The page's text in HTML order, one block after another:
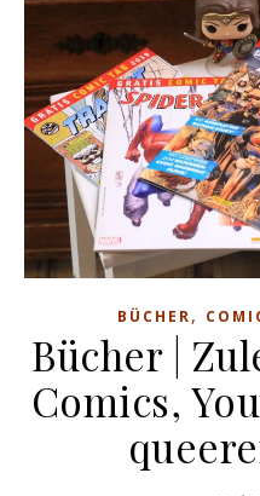
BÜCHER,
Bücher |
Comics,